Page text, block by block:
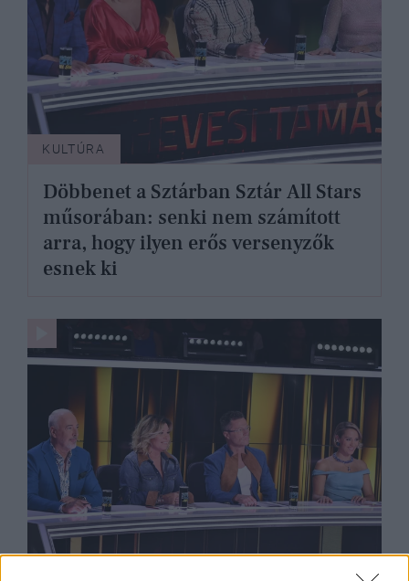
KULTÚRA
Döbbenet a Sztárban Sztár All Stars
műsorában: senki nem számított
arra, hogy ilyen erős versenyzők
esnek ki